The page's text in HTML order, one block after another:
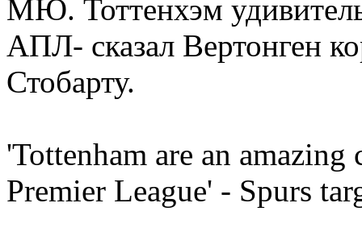
МЮ. Тоттенхэм
АПЛ- сказал Вертонген
Стобарту.
'Tottenham are an
Premier League' - Spurs